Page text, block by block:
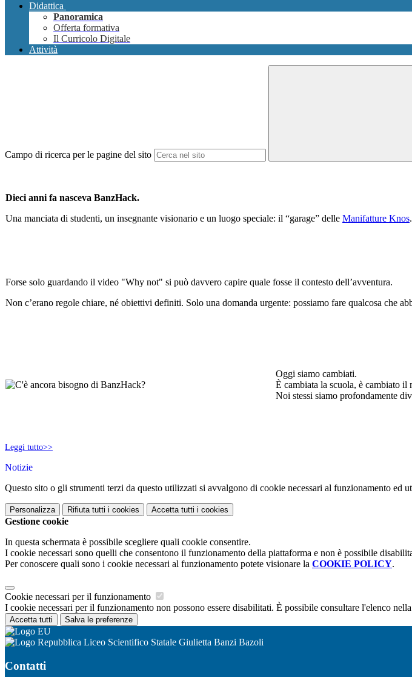
Didattica
Panoramica
Offerta formativa
Il Curricolo Digitale
Attività
Campo di ricerca per le pagine del sito
Dieci anni fa nasceva BanzHack.
Una manciata di studenti, un insegnante visionario e un luogo speciale: il “garage” delle Manifatture Knos.
Forse solo guardando il video "Why not" si può davvero capire quale fosse il contesto dell’avventura.
Non c’erano regole chiare, né obiettivi definiti. Solo una domanda urgente: possiamo fare qualcosa che
Oggi siamo cambiati.
È cambiata la scuola, è cambiato il
Noi stessi siamo profondamente
Leggi tutto>>
Notizie
Questo sito o gli strumenti terzi da questo utilizzati si avvalgono di cookie necessari al funzionamento ed
Personalizza Rifiuta tutti i cookies Accetta tutti i cookies
Gestione cookie
In questa schermata è possibile scegliere quali cookie consentire.
I cookie necessari sono quelli che consentono il funzionamento della piattaforma e non è possibile
Per conoscere quali sono i cookie necessari al funzionamento potete visionare la COOKIE POLICY.
Cookie necessari per il funzionamento
I cookie necessari per il funzionamento non possono essere disabilitati. È possibile consultare l'elenco
Accetta tutti Salva le preferenze
Liceo Scientifico Statale Giulietta Banzi Bazoli
Contatti